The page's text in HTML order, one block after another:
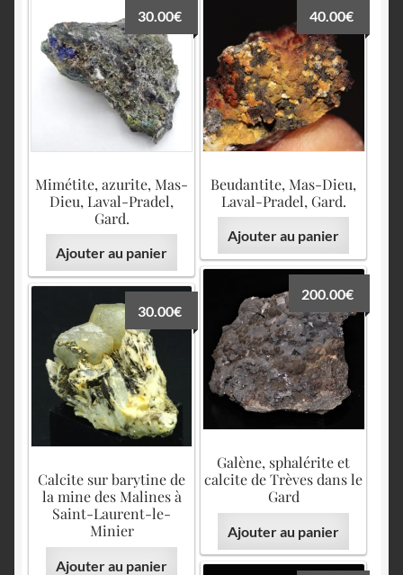
Mimétite, azurite, Mas-
Dieu, Laval-Pradel,
Gard.
30.00€
Ajouter au panier
Beudantite, Mas-Dieu,
Laval-Pradel, Gard.
40.00€
Ajouter au panier
Galène, sphalérite et
calcite de Trèves dans le
Gard
200.00€
Ajouter au panier
Calcite sur barytine de
la mine des Malines à
Saint-Laurent-le-
Minier
30.00€
Ajouter au panier